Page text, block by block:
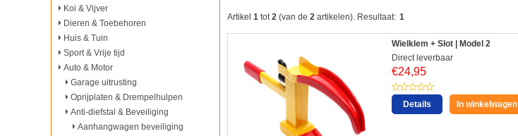
Koi & Vijver
Dieren & Toebehoren
Huis & Tuin
Sport & Vrije tijd
Auto & Motor
Garage uitrusting
Oprijplaten & Drempelhulpen
Anti-diefstal & Beveiliging
Aanhangwagen beveiliging
Artikel 1 tot2 (van de 2 artikelen). Resultaat: 1
Wielklem + Slot | Model 2
Direct leverbaar
€24,95
Details In winkelwagen